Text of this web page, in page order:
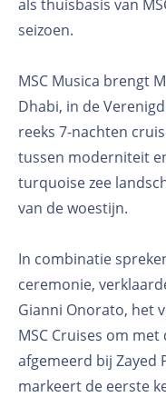
als thuisbasis van
seizoen.
MSC Musica brengt
Dhabi, in de
reeks 7-nachten
tussen moderniteit
turquoise zee
van de woestijn.
In combinatie
ceremonie,
Gianni Onorato, het
MSC Cruises om
afgemeerd bij
markeert de eerste